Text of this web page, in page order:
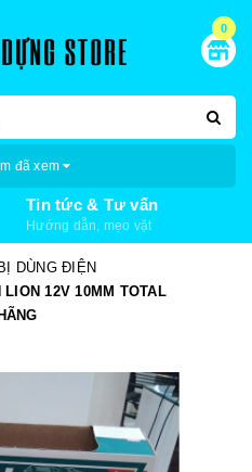
0
đã xem
Tin tức & Tư vấn
Hướng dẫn, mẹo vặt
DÙNG ĐIỆN
LION 12V 10MM TOTAL